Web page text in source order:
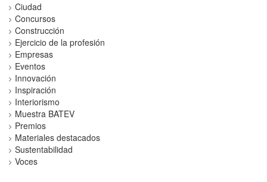
Ciudad
Concursos
Construcción
Ejercicio de la profesión
Empresas
Eventos
Innovación
Inspiración
Interiorismo
Muestra BATEV
Premios
Materiales destacados
Sustentabilidad
Voces